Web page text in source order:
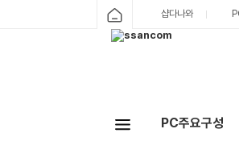
샵다나와
PC주요구성